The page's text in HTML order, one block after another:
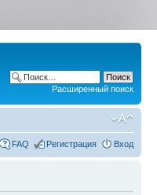
Расширенный поиск
FAQ Регистрация Вход